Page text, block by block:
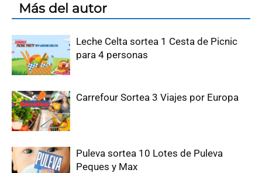
Más del autor
Leche Celta sortea 1 Cesta de Picnic
para 4 personas
Carrefour Sortea 3 Viajes por Europa
Puleva sortea 10 Lotes de Puleva
Peques y Max